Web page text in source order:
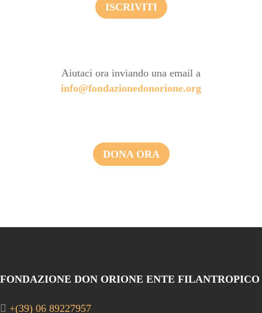
ISCRIVITI
Aiutaci ora inviando una email a
info@fondazionedonorione.org
DONA ORA
FONDAZIONE DON ORIONE ENTE FILANTROPICO
+(39) 06 89227957